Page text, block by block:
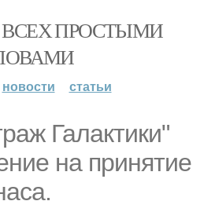
ПРОСТЫМИ
новости статьи
Галактики"
на принятие